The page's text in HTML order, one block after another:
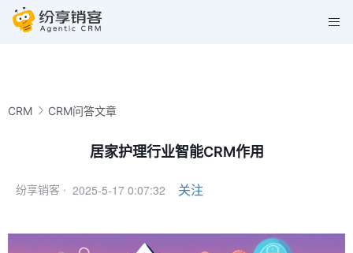
CRM CRM问答文章
居家护理行业智能CRM作用
纷享销客 · 2025-5-17 0:07:32 关注